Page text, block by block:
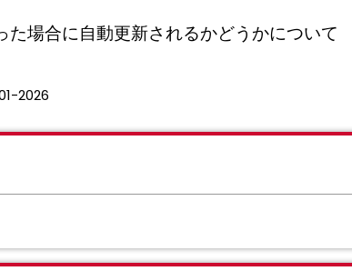
た場合に自動更新されるかどうかについて
2026